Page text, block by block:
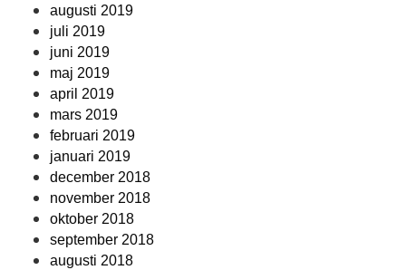
augusti 2019
juli 2019
juni 2019
maj 2019
april 2019
mars 2019
februari 2019
januari 2019
december 2018
november 2018
oktober 2018
september 2018
augusti 2018